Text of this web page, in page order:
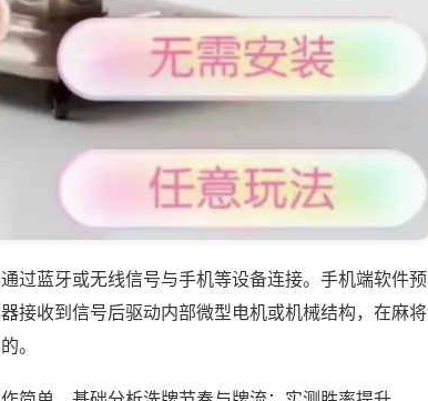
过蓝牙或无线信号与手机等设备连接。手机端软件预
接收到信号后驱动内部微型电机或机械结构，在麻将
。